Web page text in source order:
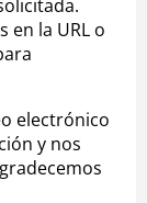
en la URL o
electrónico
y nos